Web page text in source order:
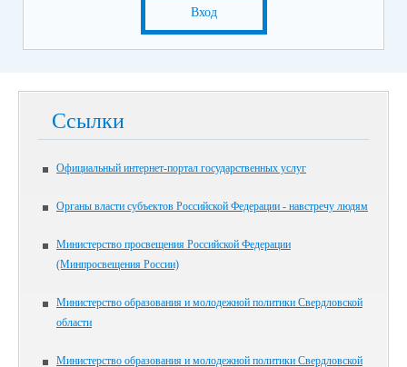
Вход
Ссылки
Официальный интернет-портал государственных услуг
Органы власти субъектов Российской Федерации - навстречу людям
Министерство просвещения Российской Федерации
(Минпросвещения России)
Министерство образования и молодежной политики Свердловской
области
Министерство образования и молодежной политики Свердловской